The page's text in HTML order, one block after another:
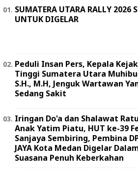
SUMATERA UTARA RALLY 2026
UNTUK DIGELAR
Peduli Insan Pers, Kepala
Tinggi Sumatera Utara
S.H., M.H, Jenguk Wartawan
Sedang Sakit
Iringan Do'a dan Shalawat
Anak Yatim Piatu, HUT ke-39
Sanjaya Sembiring, Pembina
JAYA Kota Medan Digelar
Suasana Penuh Keberkahan